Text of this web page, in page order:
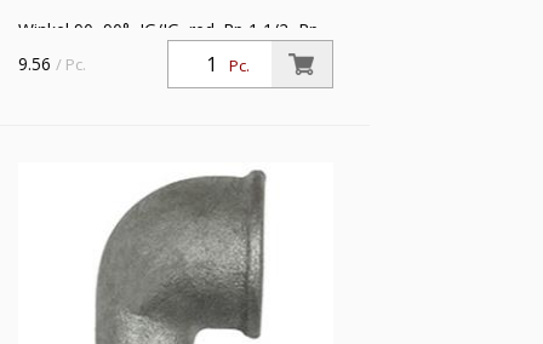
Winkel 90, 90°, IG/IG, red. Rp 1 1/2, Rp
1/2, Temperguss verzinkt,
Betriebstemperatur -20 °C bis 300 °C,
Pc.
9.56 / Pc.